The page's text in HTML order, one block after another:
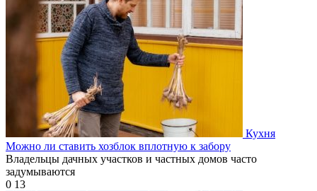
Кухня
Можно ли ставить хозблок вплотную к забору
Владельцы дачных участков и частных домов часто
задумываются
0 13